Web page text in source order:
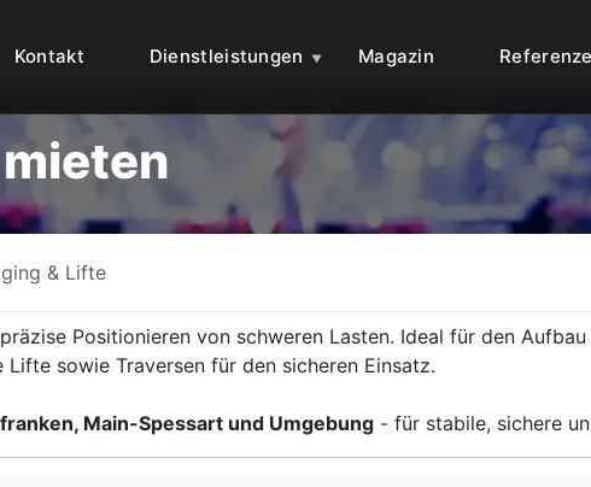
Kontakt Dienstleistungen Magazin
& Lifte
Positionieren von schweren Lasten. Ideal für den Aufbau
sowie Traversen für den sicheren Einsatz.
Main-Spessart und Umgebung - für stabile, sichere